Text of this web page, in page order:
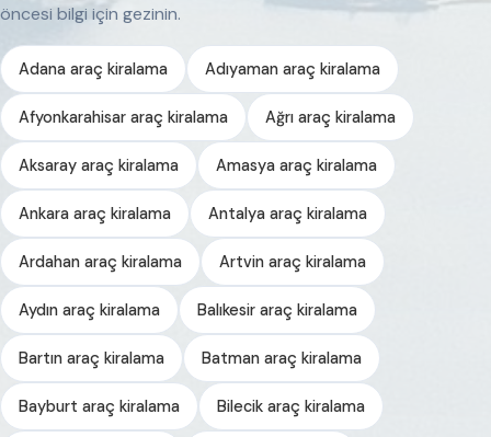
öncesi bilgi için gezinin.
Adana araç kiralama Adıyaman araç kiralama
Afyonkarahisar araç kiralama Ağrı araç kiralama
Aksaray araç kiralama Amasya araç kiralama
Ankara araç kiralama Antalya araç kiralama
Ardahan araç kiralama Artvin araç kiralama
Aydın araç kiralama Balıkesir araç kiralama
Bartın araç kiralama Batman araç kiralama
Bayburt araç kiralama Bilecik araç kiralama